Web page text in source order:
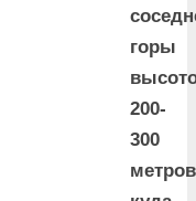
горы
200-
300